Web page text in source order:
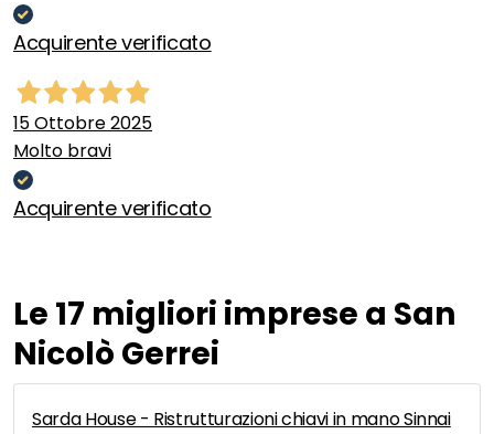
Acquirente verificato
15 Ottobre 2025
Molto bravi
Acquirente verificato
Le 17 migliori imprese a San
Nicolò Gerrei
Sarda House - Ristrutturazioni chiavi in mano Sinnai